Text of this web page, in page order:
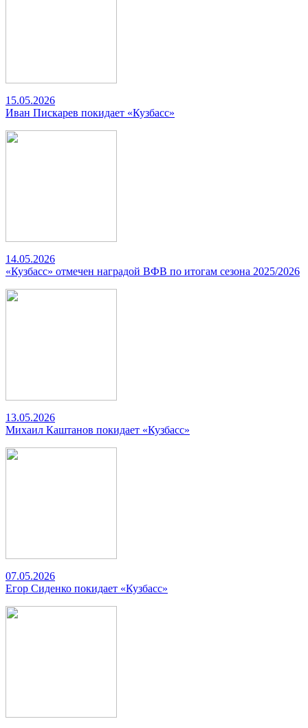
15.05.2026
Иван Пискарев покидает «Кузбасс»
14.05.2026
«Кузбасс» отмечен наградой ВФВ по итогам сезона 2025/2026
13.05.2026
Михаил Каштанов покидает «Кузбасс»
07.05.2026
Егор Сиденко покидает «Кузбасс»